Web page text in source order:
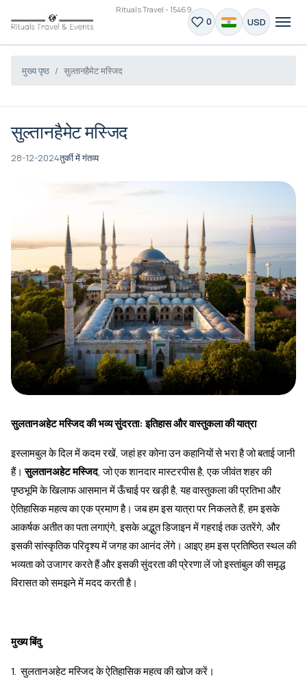
Rituals Travel - 15469
0 USD
मुख्य पृष्ठ सुल्तानहैमेट मस्जिद
सुल्तानहैमेट मस्जिद
28-12-2024तुर्की में गंतव्य
सुलतानअहेट मस्जिद की भव्य सुंदरता: इतिहास और वास्तुकला की यात्रा
इस्लामबुल के दिल में कदम रखें, जहां हर कोना उन कहानियों से भरा है जो बताई जानी
हैं।सुलतानअहेट मस्जिद, जो एक शानदार मास्टरपीस है, एक जीवंत शहर की
पृष्ठभूमि के खिलाफ आसमान में ऊँचाई पर खड़ी है, यह वास्तुकला की प्रतिभा और
ऐतिहासिक महत्व का एक प्रमाण है। जब हम इस यात्रा पर निकलते हैं, हम इसके
आकर्षक अतीत का पता लगाएंगे, इसके अद्भुत डिजाइन में गहराई तक उतरेंगे, और
इसकी सांस्कृतिक परिदृश्य में जगह का आनंद लेंगे। आइए हम इस प्रतिष्ठित स्थल की
भव्यता को उजागर करते हैं और इसकी सुंदरता की प्रेरणा लें जो इस्तांबुल की समृद्ध
विरासत को समझने में मदद करती है।
मुख्य बिंदु
1. सुलतानअहेट मस्जिद के ऐतिहासिक महत्व की खोज करें।